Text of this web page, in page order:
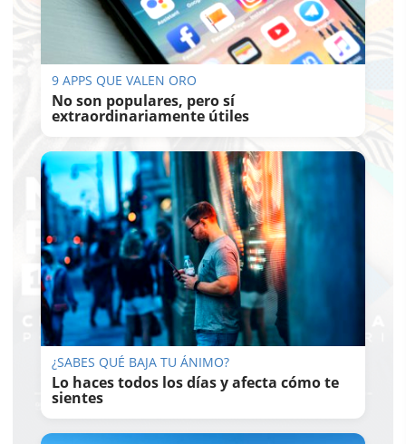
9 APPS QUE VALEN ORO
No son populares, pero sí
extraordinariamente útiles
¿SABES QUÉ BAJA TU ÁNIMO?
Lo haces todos los días y afecta cómo te
sientes